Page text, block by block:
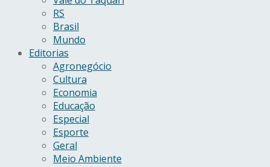
RS
Brasil
Mundo
Editorias
Agronegócio
Cultura
Economia
Educação
Especial
Esporte
Geral
Meio Ambiente